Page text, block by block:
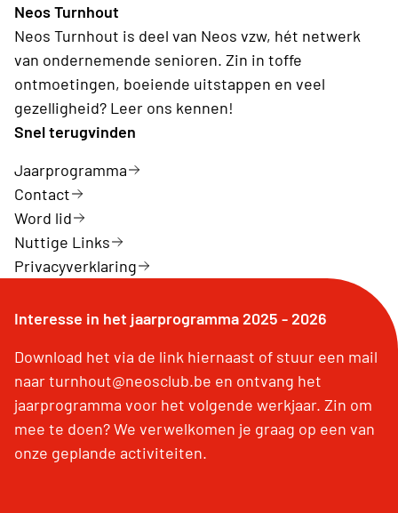
Neos Turnhout
Neos Turnhout is deel van Neos vzw, hét netwerk
van ondernemende senioren. Zin in toffe
ontmoetingen, boeiende uitstappen en veel
gezelligheid? Leer ons kennen!
Snel terugvinden
Jaarprogramma
Contact
Word lid
Nuttige Links
Privacyverklaring
Interesse in het jaarprogramma 2025 - 2026
Download het via de link hiernaast of stuur een mail
naar turnhout@neosclub.be en ontvang het
jaarprogramma voor het volgende werkjaar. Zin om
mee te doen? We verwelkomen je graag op een van
onze geplande activiteiten.